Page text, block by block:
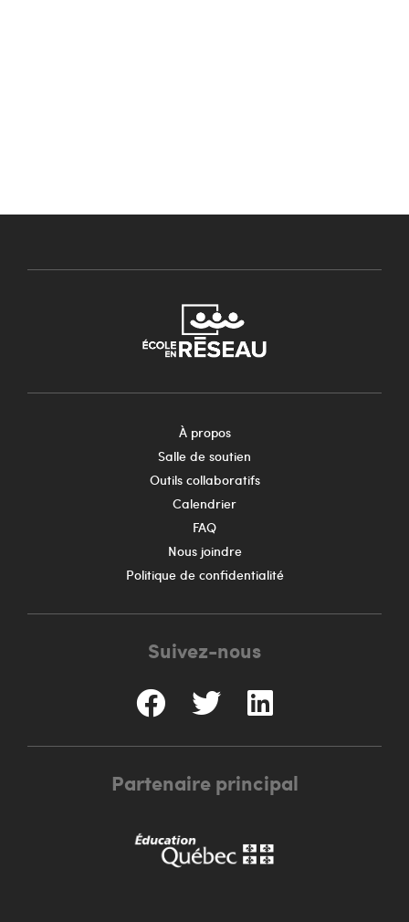
À propos
Salle de soutien
Outils collaboratifs
Calendrier
FAQ
Nous joindre
Politique de confidentialité
Suivez-nous
Partenaire principal